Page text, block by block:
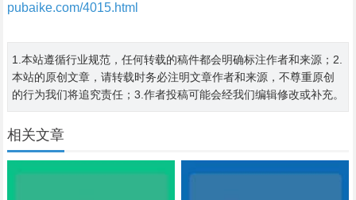
pubaike.com/4015.html
1.本站遵循行业规范，任何转载的稿件都会明确标注作者和来源；2.
本站的原创文章，请转载时务必注明文章作者和来源，不尊重原创
的行为我们将追究责任；3.作者投稿可能会经我们编辑修改或补充。
相关文章